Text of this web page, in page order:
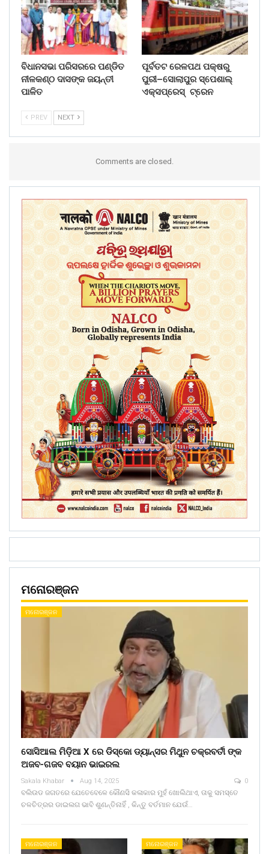
ବିଧାନସଭା ପରିସରରେ ପଣ୍ଡିତ
ନୀଳକଣ୍ଠ ଦାସଙ୍କ ଜୟନ୍ତୀ
ପାଳିତ
ପୂର୍ବତଟ ରେଳପଥ ପକ୍ଷରୁ
ପୁରୀ–ସୋଲାପୁର ସ୍ପେଶାଲ୍
ଏକ୍ସପ୍ରେସ୍ ଟ୍ରେନ
PREV NEXT
Comments are closed.
ମନୋରଞ୍ଜନ
ମନୋରଞ୍ଜନ
ସୋସିଆଲ ମିଡ଼ିଆ X ରେ ଡିସ୍କୋ ଡ୍ୟାନ୍ସର ମିଥୁନ ଚକ୍ରବର୍ତୀ ଙ୍କ
ଅଜବ-ଗଜବ ବୟାନ ଭାଇରଲ
Sakala Khabar Aug 14, 2025 0
ବଲିଉଡ ଜଗତରେ ଯେତେବେଳେ କୌଣସି କଳାକାର ମୁହଁ ଖୋଲିଥାଏ, ତାକୁ ସମସ୍ତେ
ଚଳଚିତ୍ରର ଡାଇଲଗ ଭାବି ଶୁଣନ୍ତିନାହିଁ , କିନ୍ତୁ ବର୍ତମାନ ଯେଉଁ…
ମନୋରଞ୍ଜନ ମନୋରଞ୍ଜନ